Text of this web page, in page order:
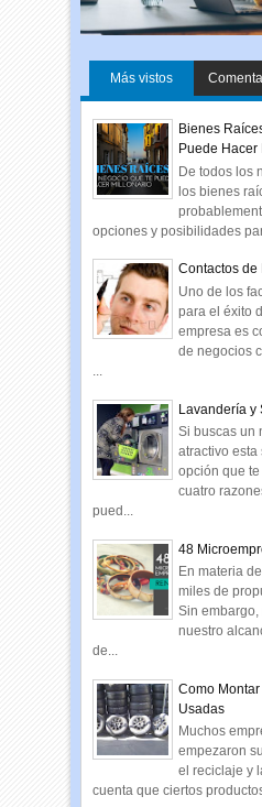
Más vistos
Bienes
Puede
De todos los
los bienes
opciones y posibilidades
Contactos de
Uno de los
para el éxito
empresa es
de negocios
Lavandería y
Si buscas un
atractivo
opción que
cuatro
pued...
48
En materia
miles de
Sin
nuestro
de...
Como
Usadas
Muchos
empezaron
el reciclaje y
cuenta que ciertos